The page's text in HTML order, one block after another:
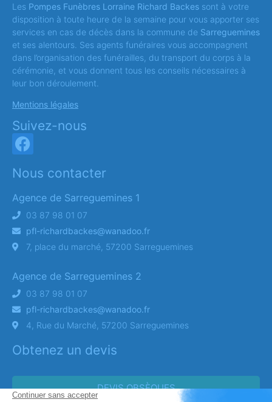
Les Pompes Funèbres Lorraine Richard Backes sont à votre
disposition à toute heure de la semaine pour vous apporter ses
services en cas de décès dans la commune de Sarreguemines
et ses alentours. Ses agents funéraires vous accompagnent
dans l’organisation des funérailles, du transport du corps à la
cérémonie, et vous donnent tous les conseils nécessaires à
leur bon déroulement.
Mentions légales
Suivez-nous
Nous contacter
Agence de Sarreguemines 1
03 87 98 01 07
pfl-richardbackes@wanadoo.fr
7, place du marché, 57200 Sarreguemines
Agence de Sarreguemines 2
03 87 98 01 07
pfl-richardbackes@wanadoo.fr
4, Rue du Marché, 57200 Sarreguemines
Obtenez un devis
DEVIS OBSÈQUES